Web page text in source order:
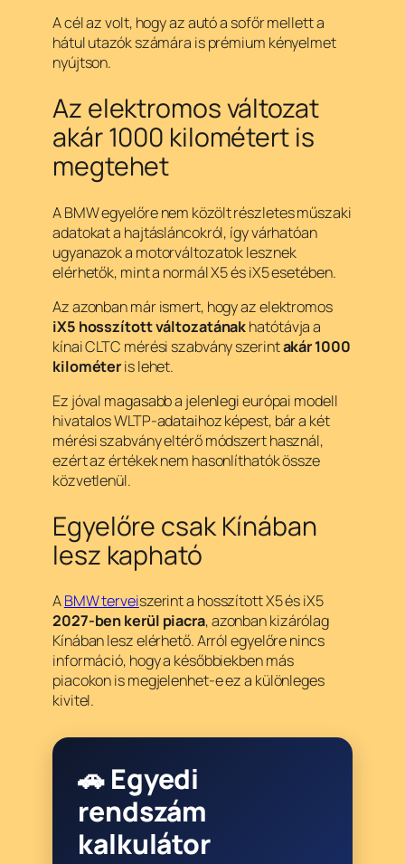
A cél az volt, hogy az autó a sofőr mellett a
hátul utazók számára is prémium kényelmet
nyújtson.
Az elektromos változat
akár 1000 kilométert is
megtehet
A BMW egyelőre nem közölt részletes műszaki
adatokat a hajtásláncokról, így várhatóan
ugyanazok a motorváltozatok lesznek
elérhetők, mint a normál X5 és iX5 esetében.
Az azonban már ismert, hogy az elektromos
iX5 hosszított változatánakhatótávja a
kínai CLTC mérési szabvány szerintakár 1000
kilométeris lehet.
Ez jóval magasabb a jelenlegi európai modell
hivatalos WLTP-adataihoz képest, bár a két
mérési szabvány eltérő módszert használ,
ezért az értékek nem hasonlíthatók össze
közvetlenül.
Egyelőre csak Kínában
lesz kapható
ABMW terveiszerint a hosszított X5 és iX5
2027-ben kerül piacra, azonban kizárólag
Kínában lesz elérhető. Arról egyelőre nincs
információ, hogy a későbbiekben más
piacokon is megjelenhet-e ez a különleges
kivitel.
🚗 Egyedi
rendszám
kalkulátor